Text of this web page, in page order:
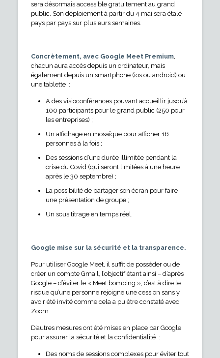
sera désormais accessible gratuitement au grand
public. Son déploiement à partir du 4 mai sera étalé
pays par pays sur plusieurs semaines.
Concrètement, avec Google Meet Premium,
chacun aura accès depuis un ordinateur, mais
également depuis un smartphone (ios ou android) ou
une tablette :
A des visioconférences pouvant accueillir jusqu’à
100 participants pour le grand public (250 pour
les entreprises) ;
Un affichage en mosaïque pour afficher 16
personnes à la fois ;
Des sessions d’une durée illimitée pendant la
crise du Covid (qui seront limitées à une heure
après le 30 septembre) ;
La possibilité de partager son écran pour faire
une présentation de groupe ;
Un sous titrage en temps réel.
Google mise sur la sécurité et la transparence.
Pour utiliser Google Meet, il suffit de posséder ou de
créer un compte Gmail, l’objectif étant ainsi – d’après
Google – d’éviter le « Meet bombing », c’est à dire le
risque qu’une personne rejoigne une cession sans y
avoir été invité comme cela a pu être constaté avec
Zoom.
D’autres mesures ont été mises en place par Google
pour assurer la sécurité et la confidentialité :
Des noms de sessions complexes pour éviter tout